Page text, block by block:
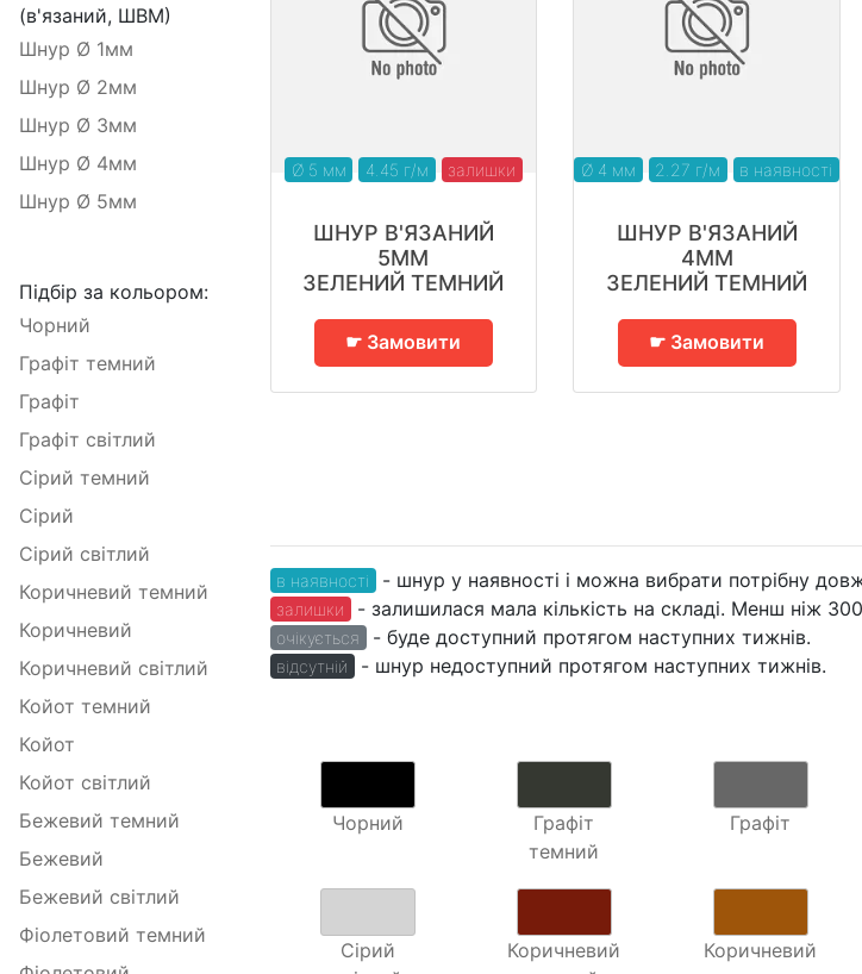
(в'язаний, ШВМ)
Шнур Ø 1мм
Шнур Ø 2мм
Шнур Ø 3мм
Шнур Ø 4мм
Шнур Ø 5мм
Підбір за кольором:
Чорний
Графіт темний
Графіт
Графіт світлий
Сірий темний
Сірий
Сірий світлий
Коричневий темний
Коричневий
Коричневий світлий
Койот темний
Койот
Койот світлий
Бежевий темний
Бежевий
Бежевий світлий
Фіолетовий темний
Ø 5 мм 4.45 г/м залишки
ШНУР В'ЯЗАНИЙ
5ММ
ЗЕЛЕНИЙ ТЕМНИЙ
☛ Замовити
Ø 4 мм 2.27 г/м в наявності
ШНУР В'ЯЗАНИЙ
4ММ
ЗЕЛЕНИЙ ТЕМНИЙ
☛ Замовити
в наявності - шнур у наявності і можна вибрати потрібну
залишки - залишилася мала кількість на складі. Менш ніж
очікується - буде доступний протягом наступних тижнів.
відсутній - шнур недоступний протягом наступних тижнів.
Чорний
Графіт
темний
Графіт
Сірий
Коричневий
Коричневий